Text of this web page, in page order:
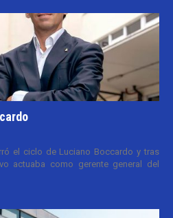
el ciclo de Luciano Boccardo y tras
actuaba como gerente general del